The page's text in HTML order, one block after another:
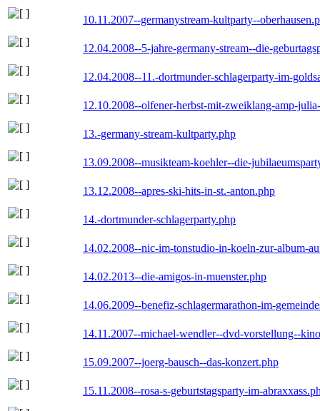
10.11.2007--germanystream-kultparty--
12.04.2008--5-jahre-germany-stream--die-
12.04.2008--11.-dortmunder-schlagerparty-im-
12.10.2008--olfener-herbst-mit-zweiklang-amp-
13.-germany-stream-kultparty.php
13.09.2008--musikteam-koehler--die-
13.12.2008--apres-ski-hits-in-st.-anton.php
14.-dortmunder-schlagerparty.php
14.02.2008--nic-im-tonstudio-in-koeln-zur-album-
14.02.2013--die-amigos-in-muenster.php
14.06.2009--benefiz-schlagermarathon-im-
14.11.2007--michael-wendler--dvd-vorstellung--
15.09.2007--joerg-bausch--das-konzert.php
15.11.2008--rosa-s-geburtstagsparty-im-